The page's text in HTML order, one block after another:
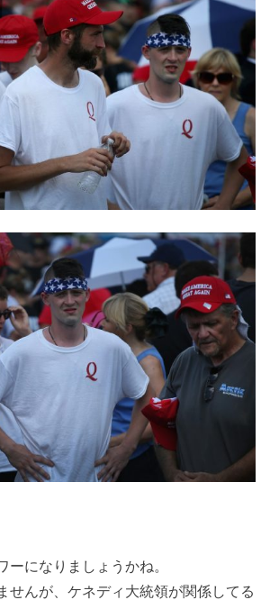
ーになりましょうかね。
せんが、ケネディ大統領が関係してる